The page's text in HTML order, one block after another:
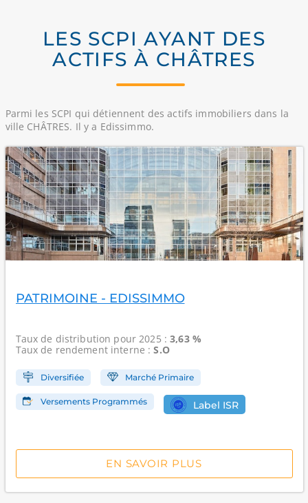
LES SCPI AYANT DES
ACTIFS À CHÂTRES
Parmi les SCPI qui détiennent des actifs immobiliers dans la
ville CHÂTRES. Il y a Edissimmo.
PATRIMOINE - EDISSIMMO
Taux de distribution pour 2025 :3,63 %
Taux de rendement interne :S.O
Diversifiée Marché Primaire
Versements Programmés Label ISR
EN SAVOIR PLUS